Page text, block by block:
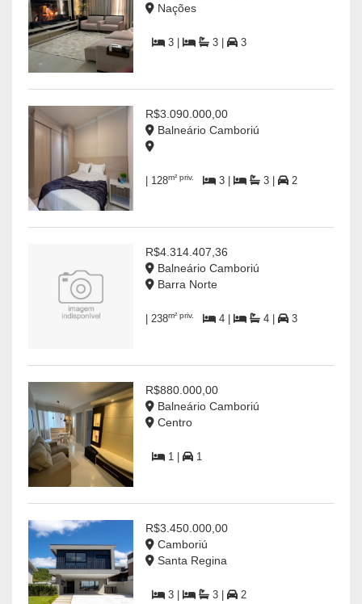
Nações
3 | 3 | 3
R$3.090.000,00
Balneário Camboriú
| 128m² priv. 3 | 3 | 2
R$4.314.407,36
Balneário Camboriú
Barra Norte
| 238m² priv. 4 | 4 | 3
R$880.000,00
Balneário Camboriú
Centro
1 | 1
R$3.450.000,00
Camboriú
Santa Regina
3 | 3 | 2